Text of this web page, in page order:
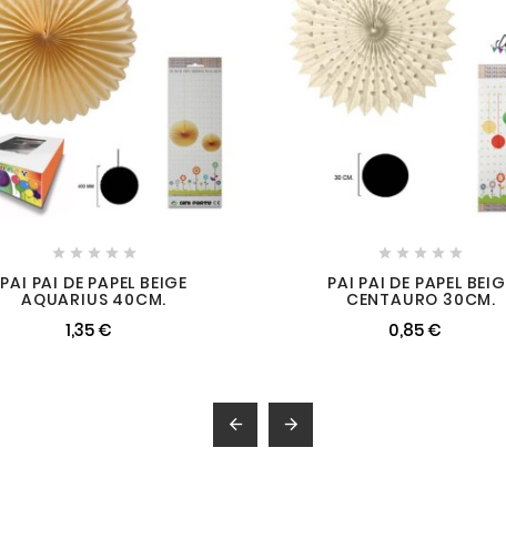
    
PAI PAI DE PAPEL BEIGE
AQUARIUS 40CM.
1,35 €
    
PAI PAI DE PAPEL
CENTAURO 30CM.
0,85 €
 